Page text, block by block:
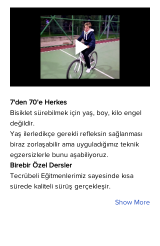
7'den 70'e Herkes
Bisiklet sürebilmek için yaş, boy, kilo engel
değildir.
Yaş ilerledikçe gerekli refleksin sağlanması
biraz zorlaşabilir ama uyguladığımız teknik
egzersizlerle bunu aşabiliyoruz.
Birebir Özel Dersler
Tecrübeli Eğitmenlerimiz sayesinde kısa
sürede kaliteli sürüş gerçekleşir.
Show More